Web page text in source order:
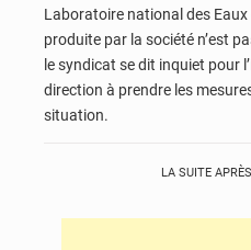
Laboratoire national des Eaux
produite par la société n’est
le syndicat se dit inquiet pour
direction à prendre les
situation.
LA SUITE